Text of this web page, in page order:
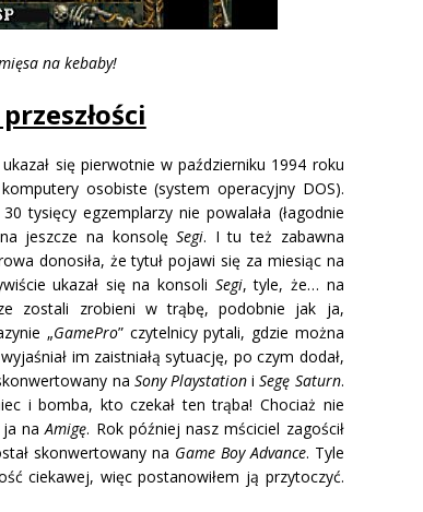
na kebaby!
się pierwotnie w październiku 1994 roku
osobiste (system operacyjny DOS).
tysięcy egzemplarzy nie powalała (łagodnie
jeszcze na konsolęSegi. I tu też zabawna
donosiła, że tytuł pojawi się za miesiąc na
ukazał się na konsoli Segi, tyle, że… na
zostali zrobieni w trąbę, podobnie jak ja,
„GamePro” czytelnicy pytali, gdzie można
im zaistniałą sytuację, po czym dodał,
na Sony PlaystationiSegę Saturn.
i bomba, kto czekał ten trąba! Chociaż nie
ja naAmigę. Rok później nasz mściciel zagościł
skonwertowany na Game Boy Advance. Tyle
ciekawej, więc postanowiłem ją przytoczyć.